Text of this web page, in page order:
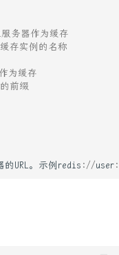
务器作为缓存
存实例的名称
为缓存
前缀
URL 。 示例redis ://user: